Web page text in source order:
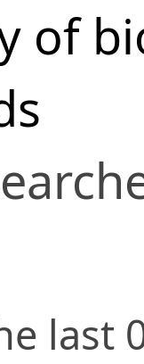
of
last